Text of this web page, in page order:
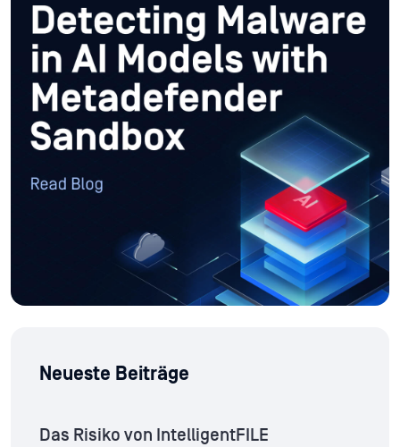
Neueste Beiträge
Das Risiko von IntelligentFILE